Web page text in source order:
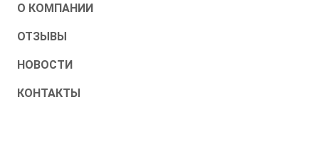
О КОМПАНИИ
ОТЗЫВЫ
НОВОСТИ
КОНТАКТЫ